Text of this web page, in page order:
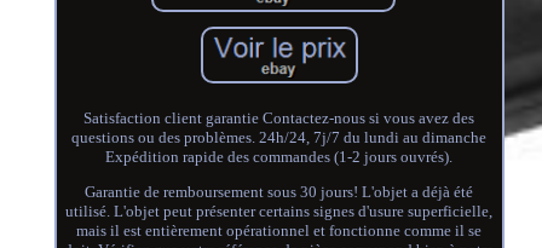
Satisfaction client garantie Contactez-nous si vous avez des
questions ou des problèmes. 24h/24, 7j/7 du lundi au dimanche
Expédition rapide des commandes (1-2 jours ouvrés).
Garantie de remboursement sous 30 jours! L'objet a déjà été
utilisé. L'objet peut présenter certains signes d'usure superficielle,
mais il est entièrement opérationnel et fonctionne comme il se